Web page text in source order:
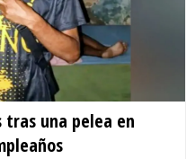
tras una pelea en